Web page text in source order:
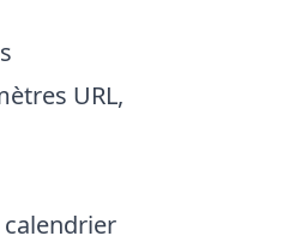
URL,